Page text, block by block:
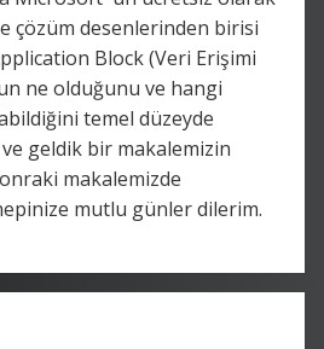
çözüm desenlerinden birisi
Block (Veri Erişimi
ne olduğunu ve hangi
temel düzeyde
ve geldik bir makalemizin
makalemizde
mutlu günler dilerim.